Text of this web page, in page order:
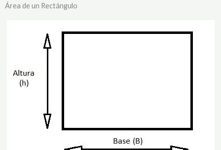
Área de un Rectángulo